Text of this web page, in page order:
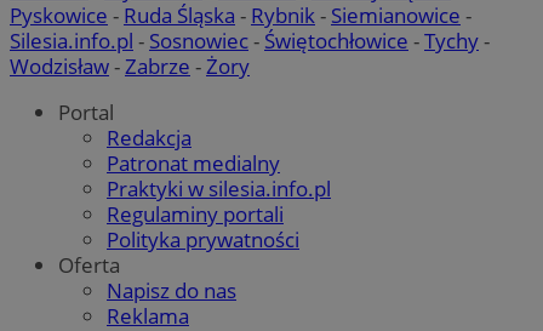
Pyskowice - Ruda Śląska - Rybnik- Siemianowice -
Silesia.info.pl - Sosnowiec- Świętochłowice -Tychy-
Wodzisław-Zabrze -Żory
Portal
Redakcja
Patronat medialny
Praktyki w silesia.info.pl
Regulaminy portali
Polityka prywatności
Oferta
Napisz do nas
Reklama
suid
Simplifi Holdings
INGRESSCOOKIE
Policy